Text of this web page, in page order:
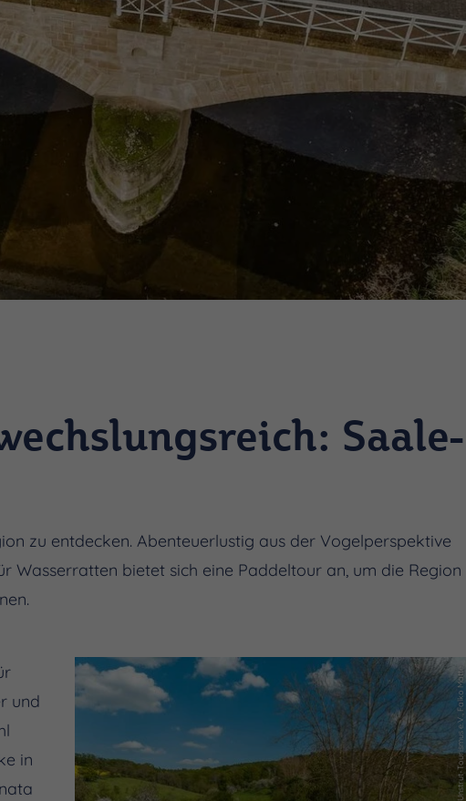
Saale-
zu entdecken. Abenteuerlustig aus der Vogelperspektive
Wasserratten bietet sich eine Paddeltour an, um die Region
und
in
(c) Saale-Unstrut-Tourismus e.V., Falko Matte